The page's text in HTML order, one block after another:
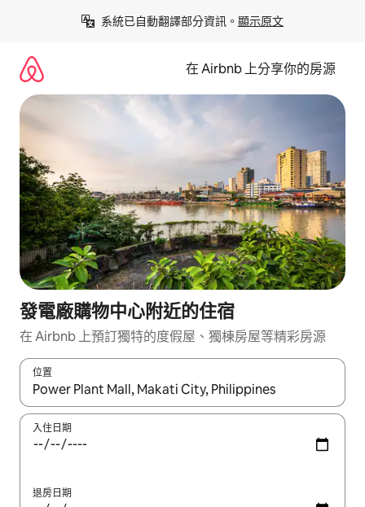
系統已自動翻譯部分資訊。 顯示原文
在 Airbnb 上分享你的房源
發電廠購物中心附近的住宿
在 Airbnb 上預訂獨特的度假屋、獨棟房屋等精彩房源
位置
如有搜尋結果，瀏覽內容時請使用上下箭頭，或輕點、滑動裝置。
入住日期
退房日期